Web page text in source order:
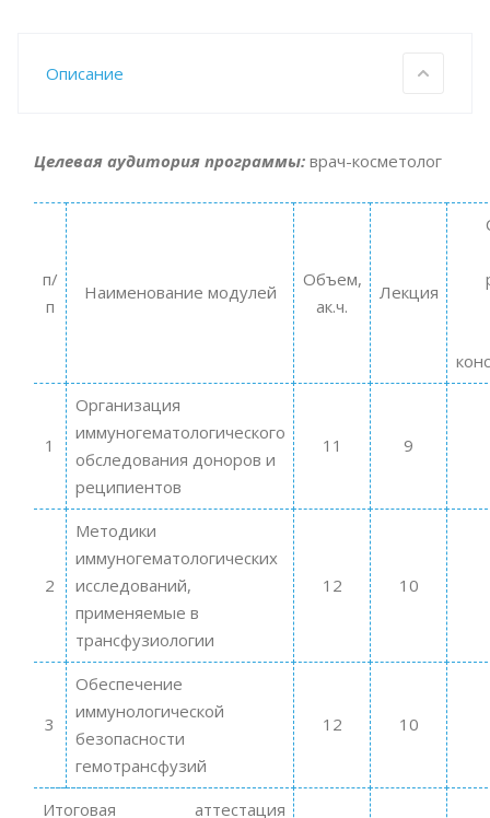
Описание
Целевая аудитория программы: врач-косметолог
п/
п
Наименование модулей
Объем,
ак.ч.
Лекция
1
Организация
иммуногематологического
обследования доноров и
реципиентов
11 9
2
Методики
иммуногематологических
исследований,
применяемые в
трансфузиологии
12 10
3
Обеспечение
иммунологической
безопасности
гемотрансфузий
12 10
Итоговая аттестация